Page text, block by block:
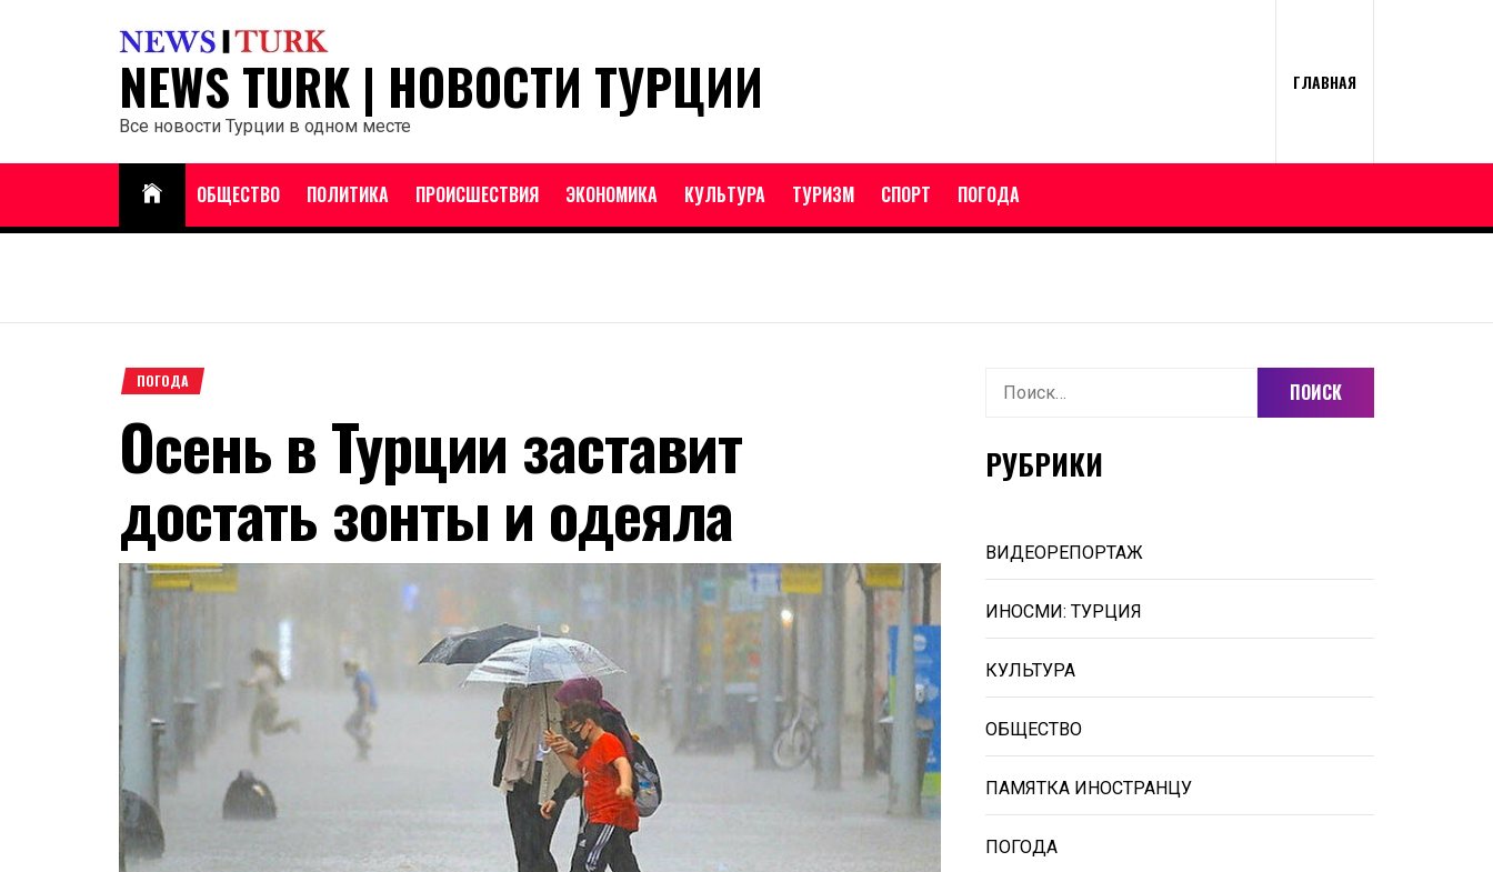
NEWS TURK | НОВОСТИ ТУРЦИИ
Все новости Турции в одном месте
ГЛАВНАЯ
ОБЩЕСТВО ПОЛИТИКА ПРОИСШЕСТВИЯ ЭКОНОМИКА КУЛЬТУРА ТУРИЗМ СПОРТ ПОГОДА
ПОГОДА
Осень в Турции заставит
достать зонты и одеяла
Найти:
РУБРИКИ
ВИДЕОРЕПОРТАЖ
ИНОСМИ: ТУРЦИЯ
КУЛЬТУРА
ОБЩЕСТВО
ПАМЯТКА ИНОСТРАНЦУ
ПОГОДА